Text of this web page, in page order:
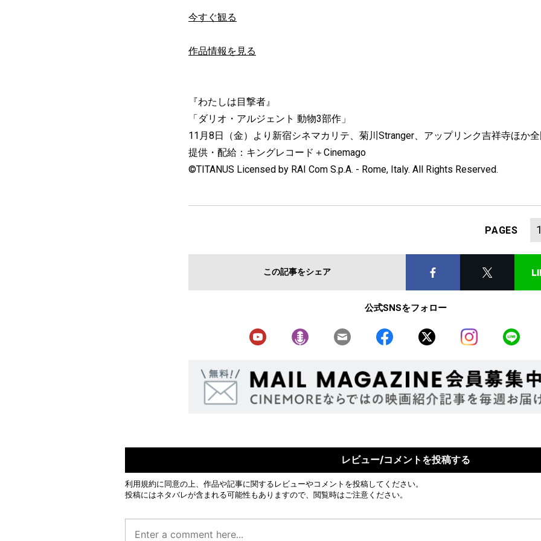
今すぐ観る
作品情報を見る
『わたしは目撃者』
「ダリオ・アルジェント 動物3部作」
11月8日（金）より新宿シネマカリテ、菊川Stranger、アップリンク吉祥寺ほか全
提供・配給：キングレコード＋Cinemago
©TITANUS Licensed by RAI Com S.p.A. - Rome, Italy. All Rights Reserved.
PAGES 1
この記事をシェア
公式SNSをフォロー
レビュー/コメントを投稿する
利用規約に同意の上、作品や記事に関するレビューやコメントを投稿してください。
投稿にはネタバレが含まれる可能性もありますので、閲覧時はご注意ください。